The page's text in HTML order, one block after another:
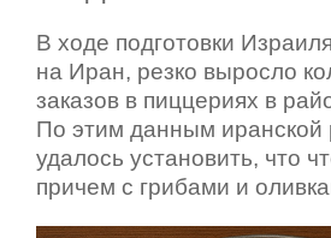
В ходе подготовки
на Иран, резко выросло
заказов в пиццериях в
По этим данным иранской
удалось установить, что
причем с грибами и